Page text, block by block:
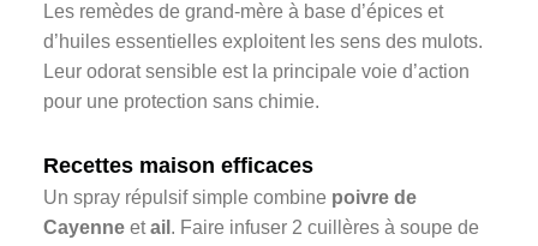
Les remèdes de grand-mère à base d’épices et
d’huiles essentielles exploitent les sens des mulots.
Leur odorat sensible est la principale voie d’action
pour une protection sans chimie.
Recettes maison efficaces
Un spray répulsif simple combine poivre de
Cayenne etail . Faire infuser 2 cuillères à soupe de